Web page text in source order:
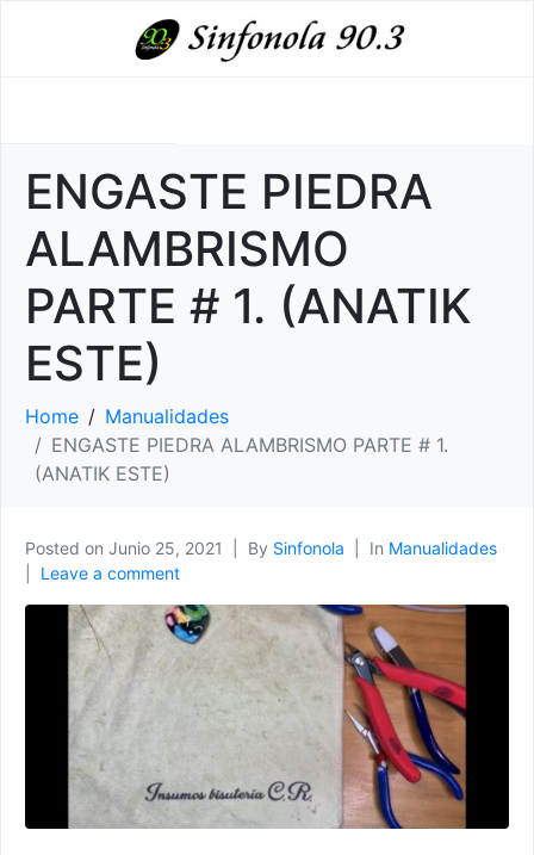
ENGASTE PIEDRA
ALAMBRISMO
PARTE # 1. (ANATIK
ESTE)
Home
Manualidades
ENGASTE PIEDRA ALAMBRISMO PARTE # 1.
(ANATIK ESTE)
Posted on Junio 25, 2021 By Sinfonola In Manualidades
Leave a comment